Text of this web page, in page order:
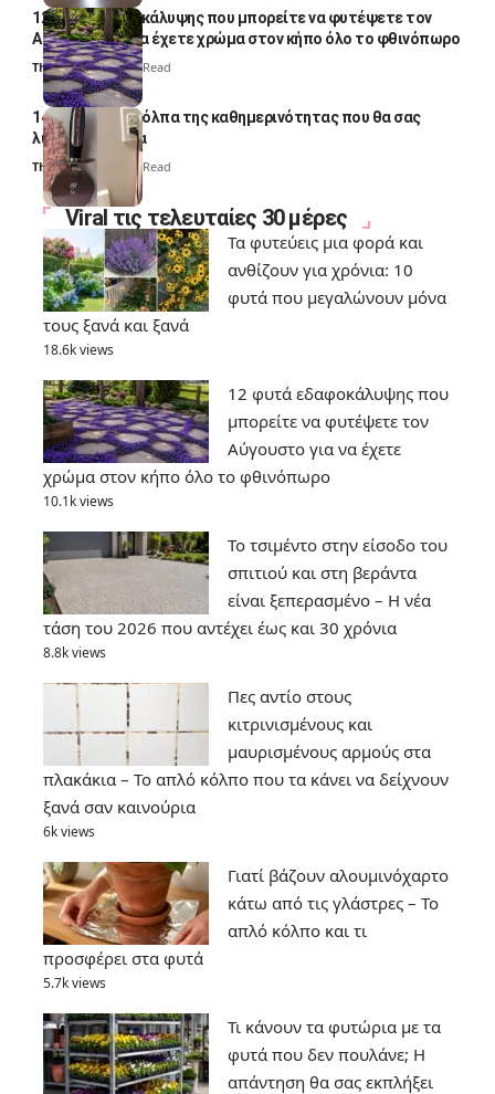
12 φυτά εδαφοκάλυψης που μπορείτε να φυτέψετε τον
Αύγουστο για να έχετε χρώμα στον κήπο όλο το φθινόπωρο
Thali Ombre7 Min Read
14 πανέξυπνα κόλπα της καθημερινότητας που θα σας
λύσουν τα χέρια
Thali Ombre 6 Min Read
Viral τις τελευταίες 30 μέρες
Τα φυτεύεις μια φορά και
ανθίζουν για χρόνια: 10
φυτά που μεγαλώνουν μόνα
τους ξανά και ξανά
18.6k views
12 φυτά εδαφοκάλυψης που
μπορείτε να φυτέψετε τον
Αύγουστο για να έχετε
χρώμα στον κήπο όλο το φθινόπωρο
10.1k views
Το τσιμέντο στην είσοδο του
σπιτιού και στη βεράντα
είναι ξεπερασμένο – Η νέα
τάση του 2026 που αντέχει έως και 30 χρόνια
8.8k views
Πες αντίο στους
κιτρινισμένους και
μαυρισμένους αρμούς στα
πλακάκια – Το απλό κόλπο που τα κάνει να δείχνουν
ξανά σαν καινούρια
6k views
Γιατί βάζουν αλουμινόχαρτο
κάτω από τις γλάστρες – Το
απλό κόλπο και τι
προσφέρει στα φυτά
5.7k views
Τι κάνουν τα φυτώρια με τα
φυτά που δεν πουλάνε; Η
απάντηση θα σας εκπλήξει